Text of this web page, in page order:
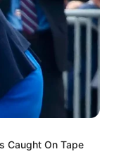
Caught On Tape